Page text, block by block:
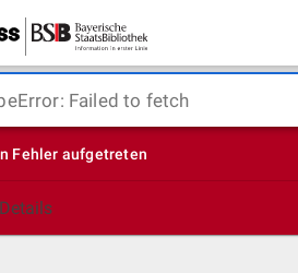
Failed to fetch
Fehler aufgetreten